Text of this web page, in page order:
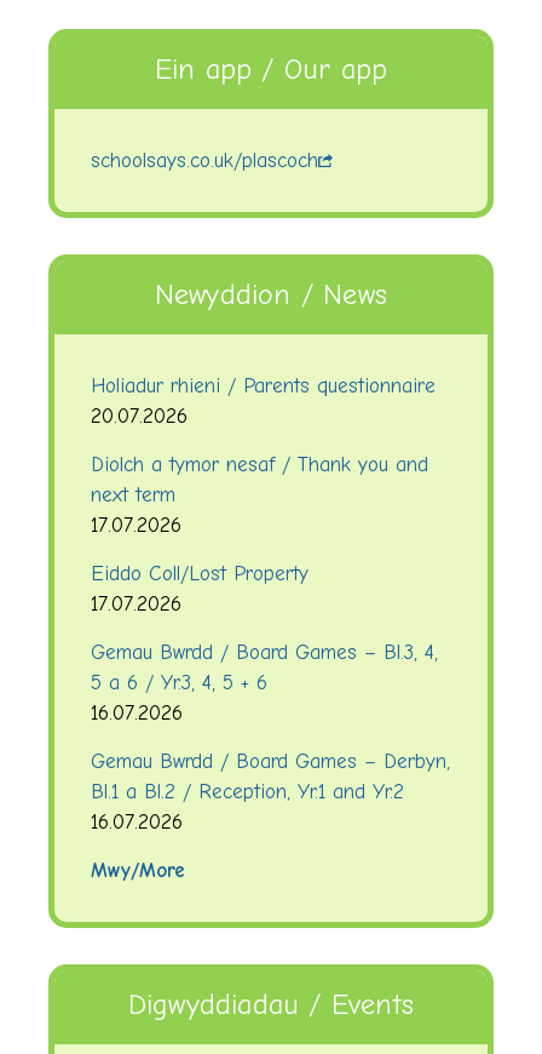
Ein app / Our app
schoolsays.co.uk/plascoch
Newyddion / News
Holiadur rhieni / Parents questionnaire
20.07.2026
Diolch a tymor nesaf / Thank you and
next term
17.07.2026
Eiddo Coll/Lost Property
17.07.2026
Gemau Bwrdd / Board Games – Bl.3, 4,
5 a 6 / Yr.3, 4, 5 + 6
16.07.2026
Gemau Bwrdd / Board Games – Derbyn,
Bl.1 a Bl.2 / Reception, Yr.1 and Yr.2
16.07.2026
Mwy/More
Digwyddiadau / Events